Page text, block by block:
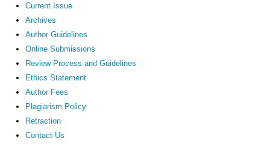
Current Issue
Archives
Author Guidelines
Online Submissions
Review Process and Guidelines
Ethics Statement
Author Fees
Plagiarism Policy
Retraction
Contact Us